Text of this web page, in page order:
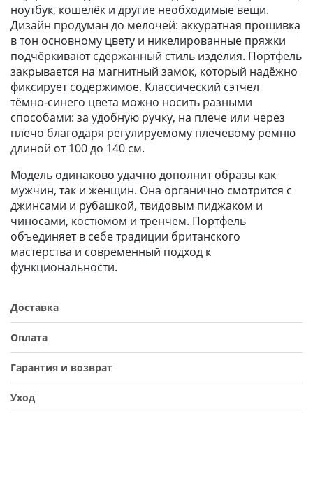
ноутбук, кошелёк и другие необходимые вещи.
Дизайн продуман до мелочей: аккуратная прошивка
в тон основному цвету и никелированные пряжки
подчёркивают сдержанный стиль изделия. Портфель
закрывается на магнитный замок, который надёжно
фиксирует содержимое. Классический сэтчел
тёмно‑синего цвета можно носить разными
способами: за удобную ручку, на плече или через
плечо благодаря регулируемому плечевому ремню
длиной от 100 до 140 см.
Модель одинаково удачно дополнит образы как
мужчин, так и женщин. Она органично смотрится с
джинсами и рубашкой, твидовым пиджаком и
чиносами, костюмом и тренчем. Портфель
объединяет в себе традиции британского
мастерства и современный подход к
функциональности.
Доставка
Оплата
Гарантия и возврат
Уход